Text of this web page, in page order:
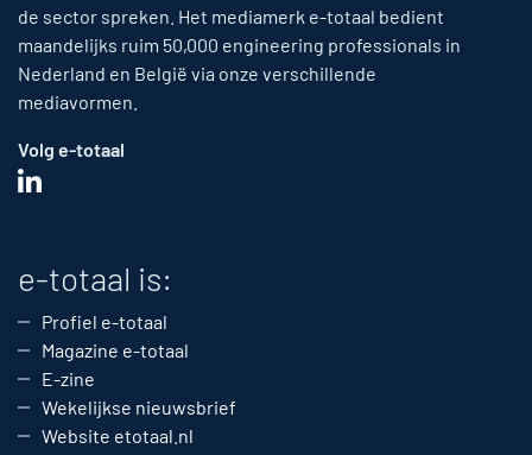
de sector spreken. Het mediamerk e-totaal bedient
maandelijks ruim 50,000 engineering professionals in
Nederland en België via onze verschillende
mediavormen.
Volg e-totaal
e-totaal is:
Profiel e-totaal
Magazine e-totaal
E-zine
Wekelijkse nieuwsbrief
Website etotaal.nl